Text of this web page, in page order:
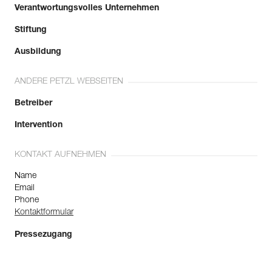
Verantwortungsvolles Unternehmen
Stiftung
Ausbildung
ANDERE PETZL WEBSEITEN
Betreiber
Intervention
KONTAKT AUFNEHMEN
Name
Email
Phone
Kontaktformular
Pressezugang